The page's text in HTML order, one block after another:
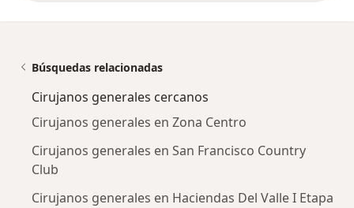
Búsquedas relacionadas
Cirujanos generales cercanos
Cirujanos generales en Zona Centro
Cirujanos generales en San Francisco Country
Club
Cirujanos generales en Haciendas Del Valle I Etapa